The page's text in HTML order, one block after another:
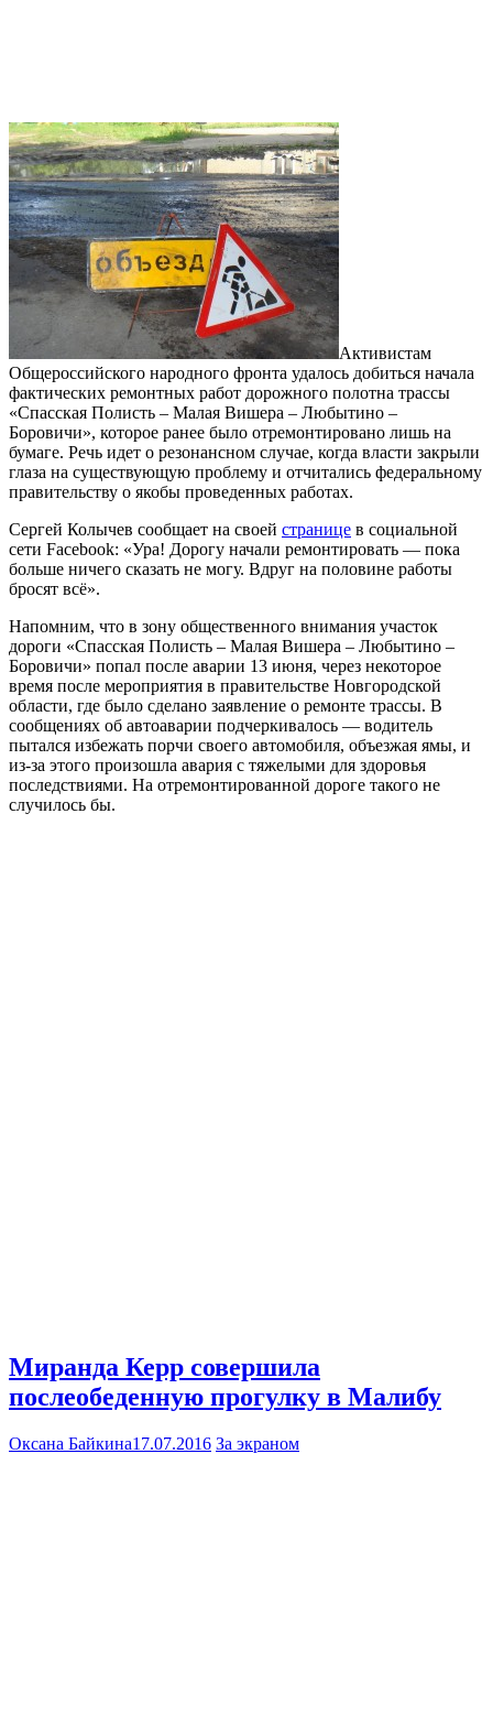
Активистам
Общероссийского народного фронта удалось добиться начала
фактических ремонтных работ дорожного полотна трассы
«Спасская Полисть – Малая Вишера – Любытино –
Боровичи», которое ранее было отремонтировано лишь на
бумаге. Речь идет о резонансном случае, когда власти закрыли
глаза на существующую проблему и отчитались федеральному
правительству о якобы проведенных работах.
Сергей Колычев сообщает на своей странице в социальной
сети Facebook: «Ура! Дорогу начали ремонтировать — пока
больше ничего сказать не могу. Вдруг на половине работы
бросят всё».
Напомним, что в зону общественного внимания участок
дороги «Спасская Полисть – Малая Вишера – Любытино –
Боровичи» попал после аварии 13 июня, через некоторое
время после мероприятия в правительстве Новгородской
области, где было сделано заявление о ремонте трассы. В
сообщениях об автоаварии подчеркивалось — водитель
пытался избежать порчи своего автомобиля, объезжая ямы, и
из-за этого произошла авария с тяжелыми для здоровья
последствиями. На отремонтированной дороге такого не
случилось бы.
Миранда Керр совершила
послеобеденную прогулку в Малибу
Оксана Байкина17.07.2016 За экраном